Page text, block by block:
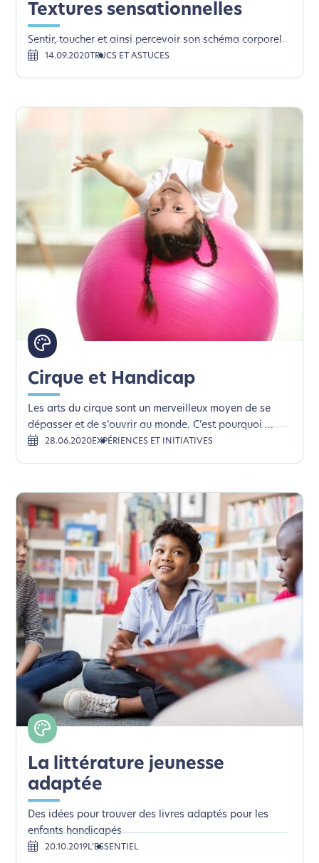
Textures sensationnelles
Sentir, toucher et ainsi percevoir son schéma corporel
14.09.2020 TRUCS ET ASTUCES
Cirque et Handicap
Les arts du cirque sont un merveilleux moyen de se
dépasser et de s’ouvrir au monde. C’est pourquoi ...
28.06.2020EXPÉRIENCES ET INITIATIVES
La littérature jeunesse
adaptée
Des idées pour trouver des livres adaptés pour les
enfants handicapés
20.10.2019L’ESSENTIEL